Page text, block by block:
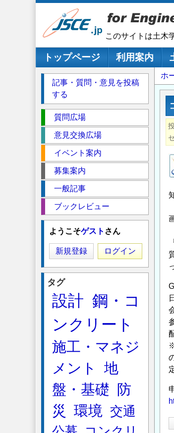
このサイトは土木
メインナビゲーション
トップページ 利用案内
パ
ン
ず
ホ
記事・質問・意見を投稿
する
ク
シ
質問広場
意見交換広場
イベント案内
募集案内
一般記事
ブックレビュー
ようこそゲスト さん
新規登録 ログイン
タグ
設計 鋼・コ
ンクリート
施工・マネジ
メント
地
盤・基礎
防
災
環境 交通